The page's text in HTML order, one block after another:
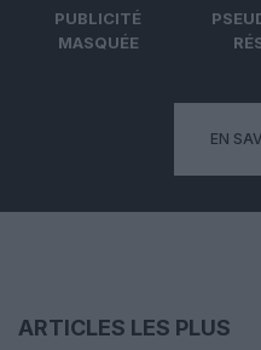
PUBLICITÉ
MASQUÉE
EN
ARTICLES LES PLUS